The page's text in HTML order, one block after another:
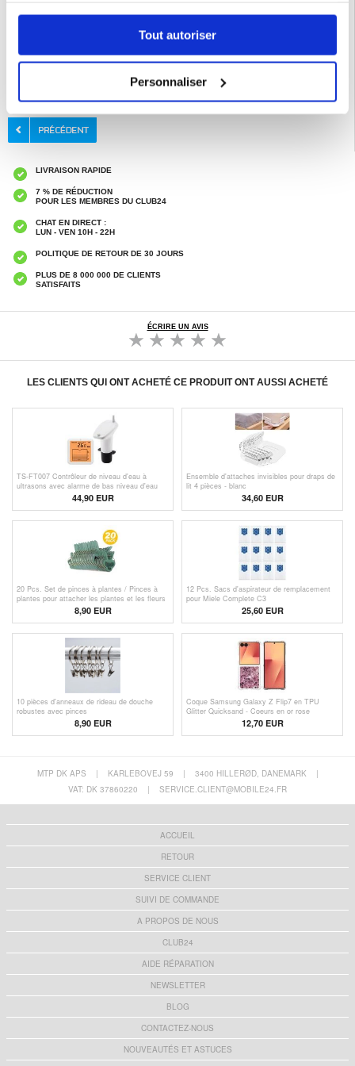
Tout autoriser
Personnaliser
Samsung Galaxy S25 FE Coque & Accessoires
LIVRAISON RAPIDE
7 % DE RÉDUCTION
POUR LES MEMBRES DU CLUB24
CHAT EN DIRECT :
LUN - VEN 10H - 22H
POLITIQUE DE RETOUR DE 30 JOURS
PLUS DE 8 000 000 DE CLIENTS
SATISFAITS
ÉCRIRE UN AVIS
LES CLIENTS QUI ONT ACHETÉ CE PRODUIT ONT AUSSI ACHETÉ
TS-FT007 Contrôleur de niveau d'eau à
ultrasons avec alarme de bas niveau d'eau
44,90 EUR
Ensemble d'attaches invisibles pour draps de
lit 4 pièces - blanc
34,60 EUR
20 Pcs. Set de pinces à plantes / Pinces à
plantes pour attacher les plantes et les fleurs
8,90 EUR
12 Pcs. Sacs d'aspirateur de remplacement
pour Miele Complete C3
25,60 EUR
10 pièces d'anneaux de rideau de douche
robustes avec pinces
8,90 EUR
Coque Samsung Galaxy Z Flip7 en TPU
Glitter Quicksand - Coeurs en or rose
12,70 EUR
MTP DK APS | KARLEBOVEJ 59 | 3400 HILLERØD, DANEMARK
|
VAT: DK 37860220
| SERVICE.CLIENT@MOBILE24.FR
ACCUEIL
RETOUR
SERVICE CLIENT
SUIVI DE COMMANDE
A PROPOS DE NOUS
CLUB24
AIDE RÉPARATION
NEWSLETTER
BLOG
CONTACTEZ-NOUS
NOUVEAUTÉS ET ASTUCES